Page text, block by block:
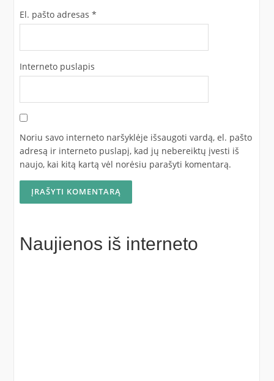
El. pašto adresas *
Interneto puslapis
Noriu savo interneto naršyklėje išsaugoti vardą, el. pašto
adresą ir interneto puslapį, kad jų nebereiktų įvesti iš
naujo, kai kitą kartą vėl norėsiu parašyti komentarą.
Naujienos iš interneto